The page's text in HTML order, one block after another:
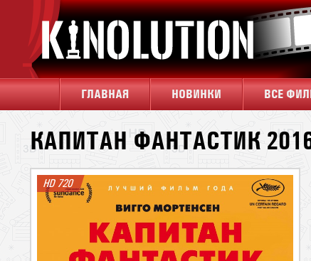
ГЛАВНАЯ НОВИНКИ ВСЕ
КАПИТАН ФАНТАСТИК
HD 720